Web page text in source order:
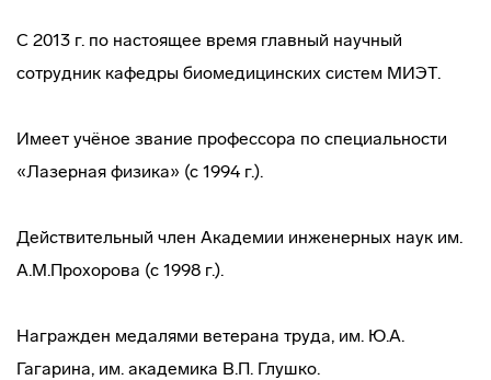
С 2013 г. по настоящее время главный научный
сотрудник кафедры биомедицинских систем МИЭТ.
Имеет учёное звание профессора по специальности
«Лазерная физика» (с 1994 г.).
Действительный член Академии инженерных наук им.
А.М.Прохорова (с 1998 г.).
Награжден медалями ветерана труда, им. Ю.А.
Гагарина, им. академика В.П. Глушко.